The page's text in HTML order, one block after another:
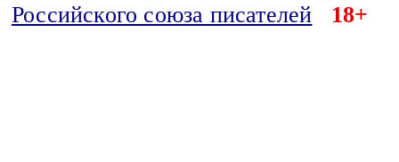
Российского союза писателей
18+